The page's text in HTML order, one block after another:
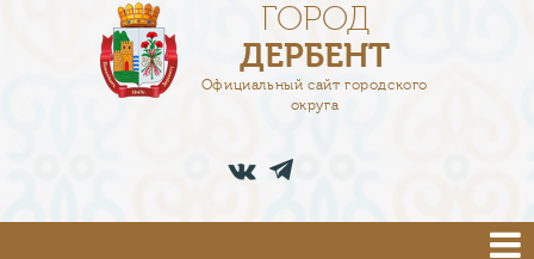
ГОРОД
ДЕРБЕНТ
Официальный сайт городского
округа
АДМИНИСТРАЦИЯ